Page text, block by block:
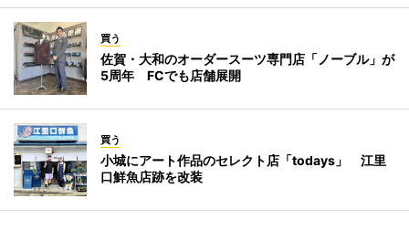
買う
佐賀・大和のオーダースーツ専門店「ノーブル」が
5周年 FCでも店舗展開
買う
小城にアート作品のセレクト店「todays」 江里
口鮮魚店跡を改装